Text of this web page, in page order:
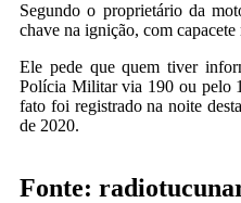
Segundo o proprietário da
chave na ignição, com
Ele pede que quem tiver
Polícia Militar via 190 ou pelo
fato foi registrado na noite
de 2020.
Fonte: